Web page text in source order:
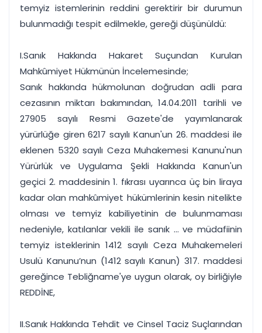
temyiz istemlerinin reddini gerektirir bir durumun
bulunmadığı tespit edilmekle, gereği düşünüldü:
I.Sanık Hakkında Hakaret Suçundan Kurulan
Mahkûmiyet Hükmünün İncelemesinde;
Sanık hakkında hükmolunan doğrudan adli para
cezasının miktarı bakımından, 14.04.2011 tarihli ve
27905 sayılı Resmi Gazete'de yayımlanarak
yürürlüğe giren 6217 sayılı Kanun'un 26. maddesi ile
eklenen 5320 sayılı Ceza Muhakemesi Kanunu'nun
Yürürlük ve Uygulama Şekli Hakkında Kanun'un
geçici 2. maddesinin 1. fıkrası uyarınca üç bin liraya
kadar olan mahkûmiyet hükümlerinin kesin nitelikte
olması ve temyiz kabiliyetinin de bulunmaması
nedeniyle, katılanlar vekili ile sanık ... ve müdafiinin
temyiz isteklerinin 1412 sayılı Ceza Muhakemeleri
Usulü Kanunu’nun (1412 sayılı Kanun) 317. maddesi
gereğince Tebliğname'ye uygun olarak, oy birliğiyle
REDDİNE,
II.Sanık Hakkında Tehdit ve Cinsel Taciz Suçlarından